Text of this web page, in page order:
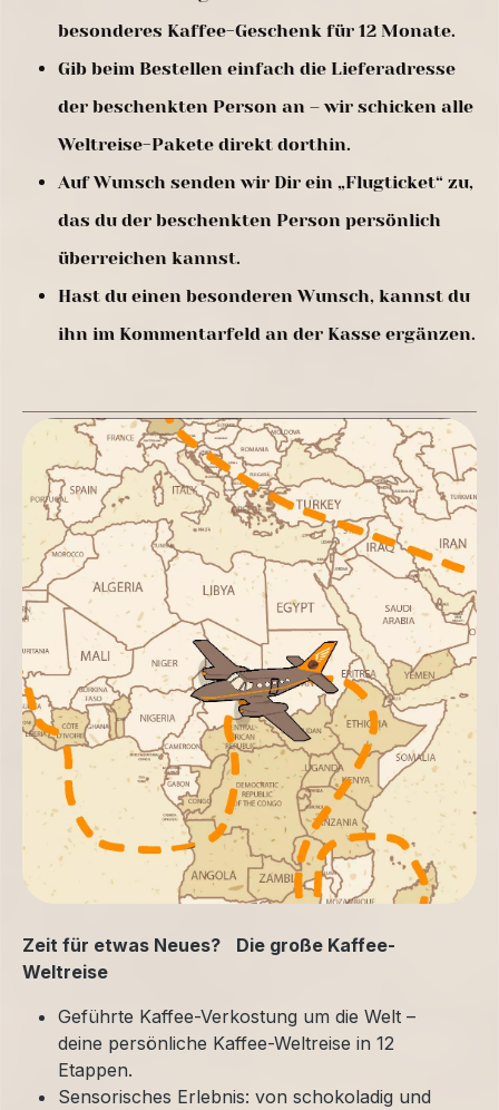
Zeit für etwas Neues? Die große Kaffee-
Weltreise
Geführte Kaffee-Verkostung um die Welt –
deine persönliche Kaffee-Weltreise in 12
Etappen.
Sensorisches Erlebnis: von schokoladig und
besonderes Kaffee-Geschenk für 12 Monate.
Gib beim Bestellen einfach die Lieferadresse
der beschenkten Person an – wir schicken alle
Weltreise-Pakete direkt dorthin.
Auf Wunsch senden wir Dir ein „Flugticket“ zu,
das du der beschenkten Person persönlich
überreichen kannst.
Hast du einen besonderen Wunsch, kannst du
ihn im Kommentarfeld an der Kasse ergänzen.